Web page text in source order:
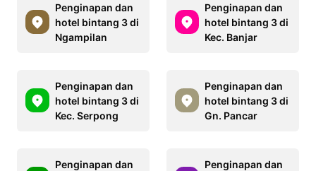
Penginapan dan
hotel bintang 3 di
Ngampilan
Penginapan dan
hotel bintang 3 di
Kec. Banjar
Penginapan dan
hotel bintang 3 di
Kec. Serpong
Penginapan dan
hotel bintang 3 di
Gn. Pancar
Penginapan dan
Penginapan dan